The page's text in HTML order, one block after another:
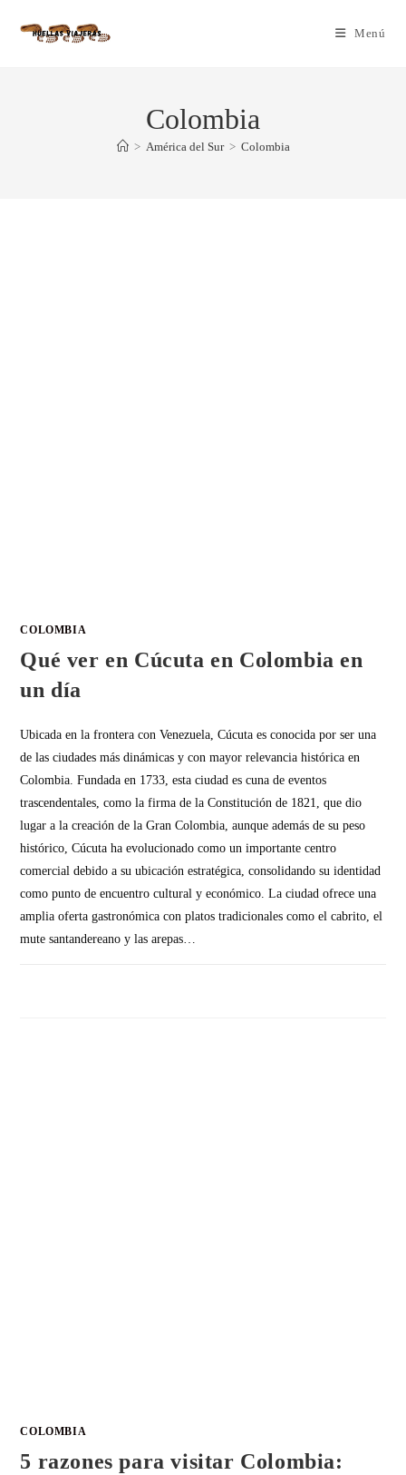
Menú
Colombia
> América del Sur > Colombia
COLOMBIA
Qué ver en Cúcuta en Colombia en
un día
Ubicada en la frontera con Venezuela, Cúcuta es conocida por ser una
de las ciudades más dinámicas y con mayor relevancia histórica en
Colombia. Fundada en 1733, esta ciudad es cuna de eventos
trascendentales, como la firma de la Constitución de 1821, que dio
lugar a la creación de la Gran Colombia, aunque además de su peso
histórico, Cúcuta ha evolucionado como un importante centro
comercial debido a su ubicación estratégica, consolidando su identidad
como punto de encuentro cultural y económico. La ciudad ofrece una
amplia oferta gastronómica con platos tradicionales como el cabrito, el
mute santandereano y las arepas…
COLOMBIA
5 razones para visitar Colombia: